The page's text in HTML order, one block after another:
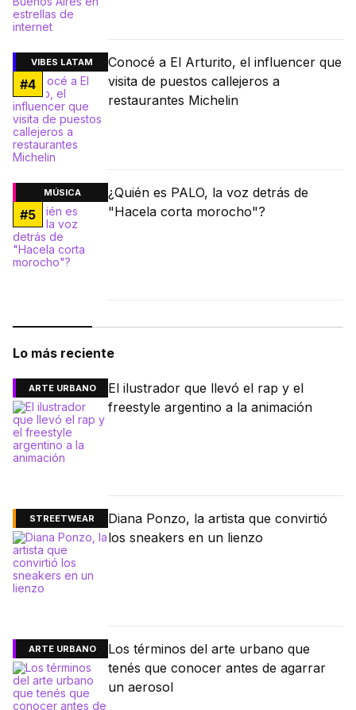
VIBES LATAM
#4
Conocé a El Arturito, el influencer que
visita de puestos callejeros a
restaurantes Michelin
MÚSICA
#5
¿Quién es PALO, la voz detrás de
"Hacela corta morocho"?
Lo más reciente
ARTE URBANO
El ilustrador que llevó el rap y el
freestyle argentino a la animación
STREETWEAR
Diana Ponzo, la artista que convirtió
los sneakers en un lienzo
ARTE URBANO
Los términos del arte urbano que
tenés que conocer antes de agarrar
un aerosol